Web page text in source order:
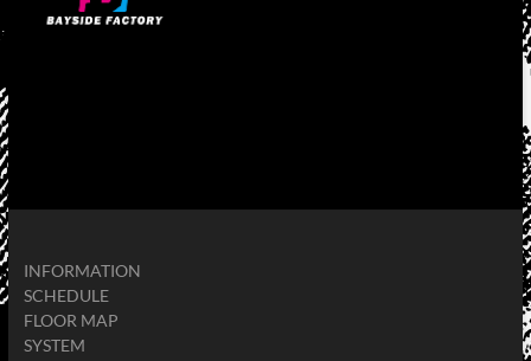
INFORMATION
SCHEDULE
FLOOR MAP
SYSTEM